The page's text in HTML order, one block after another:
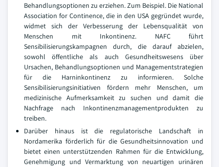
Behandlungsoptionen zu erziehen. Zum Beispiel. Die National
Association for Continence, die in den USA gegründet wurde,
widmet sich der Verbesserung der Lebensqualität von
Menschen mit Inkontinenz. NAFC führt
Sensibilisierungskampagnen durch, die darauf abzielen,
sowohl öffentliche als auch Gesundheitswesens über
Ursachen, Behandlungsoptionen und Managementstrategien
für die Harninkontinenz zu informieren. Solche
Sensibilisierungsinitiativen fördern mehr Menschen, um
medizinische Aufmerksamkeit zu suchen und damit die
Nachfrage nach Inkontinenzmanagementprodukten zu
treiben.
Darüber hinaus ist die regulatorische Landschaft in
Nordamerika förderlich für die Gesundheitsinnovation und
bietet einen unterstützenden Rahmen für die Entwicklung,
Genehmigung und Vermarktung von neuartigen urinären